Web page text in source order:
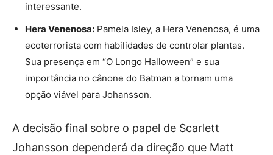
interessante.
Hera Venenosa: Pamela Isley, a Hera Venenosa, é uma
ecoterrorista com habilidades de controlar plantas.
Sua presença em “O Longo Halloween” e sua
importância no cânone do Batman a tornam uma
opção viável para Johansson.
A decisão final sobre o papel de Scarlett
Johansson dependerá da direção que Matt